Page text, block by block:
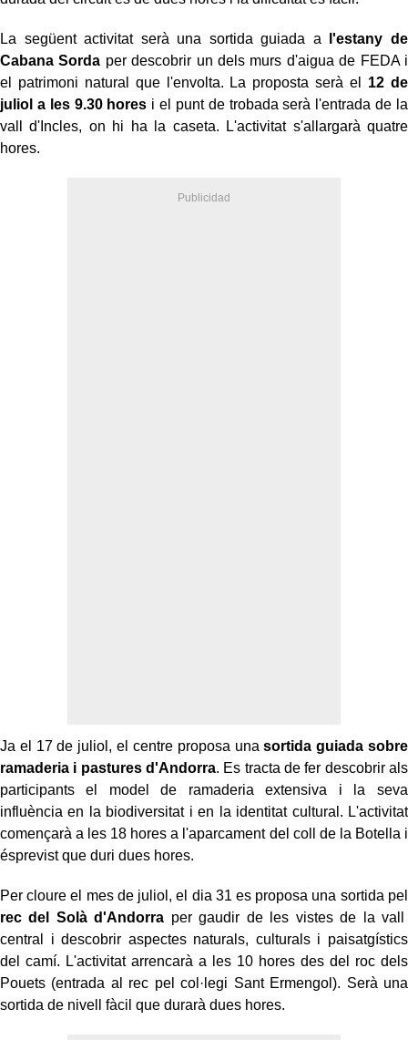
La següent activitat serà una sortida guiada a l'estany de
Cabana Sorda per descobrir un dels murs d'aigua de FEDA i
el patrimoni natural que l'envolta. La proposta serà el 12 de
juliol a les 9.30 hores i el punt de trobada serà l'entrada de la
vall d'Incles, on hi ha la caseta. L'activitat s'allargarà quatre
hores.
Ja el 17 de juliol, el centre proposa unasortida guiada sobre
ramaderia i pastures d'Andorra. Es tracta de fer descobrir als
participants el model de ramaderia extensiva i la seva
influència en la biodiversitat i en la identitat cultural. L'activitat
començarà a les 18 hores a l'aparcament del coll de la Botella i
ésprevist que duri dues hores.
Per cloure el mes de juliol, el dia 31 es proposa una sortida pel
rec del Solà d'Andorra per gaudir de les vistes de la vall
central i descobrir aspectes naturals, culturals i paisatgístics
del camí. L'activitat arrencarà a les 10 hores des del roc dels
Pouets (entrada al rec pel col·legi Sant Ermengol). Serà una
sortida de nivell fàcil que durarà dues hores.